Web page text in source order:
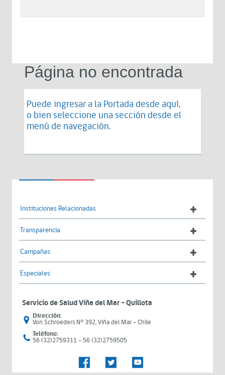
Página no encontrada
Puede ingresar a la Portada desde aquí,
o bien seleccione una sección desde el
menú de navegación.
Instituciones Relacionadas
Transparencia
Campañas
Especiales
Servicio de Salud Viña del Mar – Quillota
Dirección:
Von Schroeders N° 392, Viña del Mar - Chile
Teléfono:
56 (32)2759311 - 56 (32)2759505